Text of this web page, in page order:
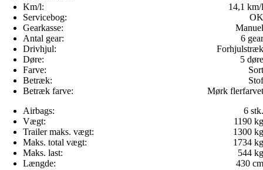
Km/l:
14,1 km/l
Servicebog:
OK
Gearkasse:
Manuel
Antal gear:
6 gear
Drivhjul:
Forhjulstræk
Døre:
5 døre
Farve:
Sort
Betræk:
Stof
Betræk farve:
Mørk flerfarvet
Airbags:
6 stk.
Vægt:
1190 kg
Trailer maks. vægt:
1300 kg
Maks. total vægt:
1734 kg
Maks. last:
544 kg
Længde:
430 cm